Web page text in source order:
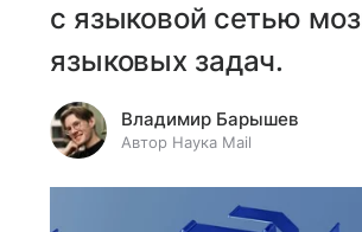
с языковой сетью
языковых задач.
Владимир Барышев
Автор Наука Mail